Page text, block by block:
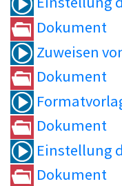
Dokument
Zuweisen
Dokument
Dokument
Einstellung
Dokument